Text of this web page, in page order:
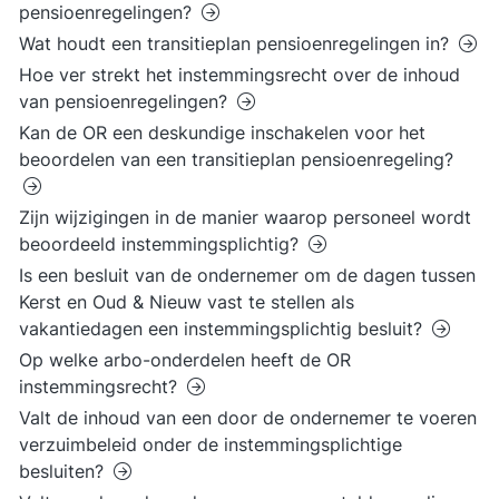
pensioenregelingen?
Wat houdt een transitieplan pensioenregelingen in?
Hoe ver strekt het instemmingsrecht over de inhoud
van pensioenregelingen?
Kan de OR een deskundige inschakelen voor het
beoordelen van een transitieplan pensioenregeling?
Zijn wijzigingen in de manier waarop personeel wordt
beoordeeld instemmingsplichtig?
Is een besluit van de ondernemer om de dagen tussen
Kerst en Oud & Nieuw vast te stellen als
vakantiedagen een instemmingsplichtig besluit?
Op welke arbo-onderdelen heeft de OR
instemmingsrecht?
Valt de inhoud van een door de ondernemer te voeren
verzuimbeleid onder de instemmingsplichtige
besluiten?